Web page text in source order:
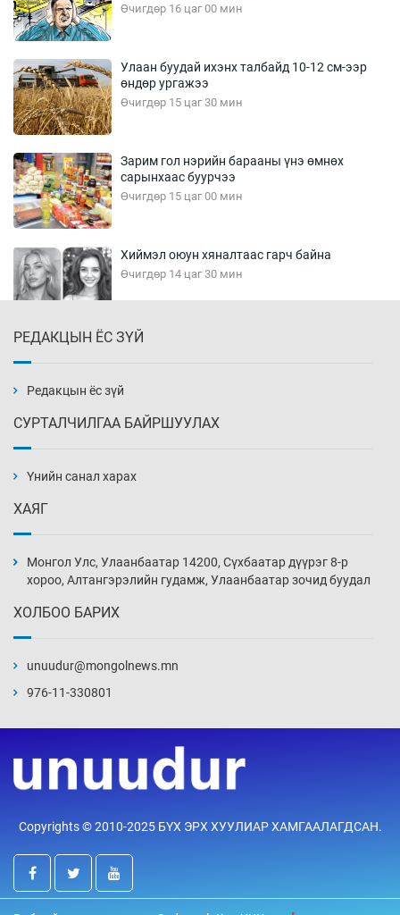
Өчигдөр 16 цаг 00 мин
Улаан буудай ихэнх талбайд 10-12 см-ээр
өндөр ургажээ
Өчигдөр 15 цаг 30 мин
Зарим гол нэрийн барааны үнэ өмнөх
сарынхаас буурчээ
Өчигдөр 15 цаг 00 мин
Хиймэл оюун хяналтаас гарч байна
Өчигдөр 14 цаг 30 мин
Өчигдөр 14 цаг 00 мин
нэмэгджээ
Өчигдөр 13 цаг 30 мин
Өчигдөр 13 цаг 00 мин
Өчигдөр 12 цаг 30 мин
үйлчилж буй гэв
Өчигдөр 12 цаг 00 мин
“Туул усан цогцолбор”-ын ТЭЗҮ-ийг
РЕДАКЦЫН ЁС ЗҮЙ
Редакцын ёс зүй
СУРТАЛЧИЛГАА БАЙРШУУЛАХ
Үнийн санал харах
ХАЯГ
Монгол Улс, Улаанбаатар 14200, Сүхбаатар дүүрэг 8-р
хороо, Алтангэрэлийн гудамж, Улаанбаатар зочид буудал
ХОЛБОО БАРИХ
unuudur@mongolnews.mn
976-11-330801
Copyrights © 2010-2025 БҮХ ЭРХ ХУУЛИАР ХАМГААЛАГДСАН.